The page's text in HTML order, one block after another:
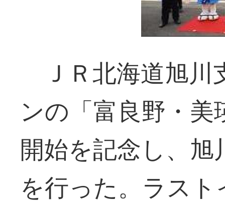
ＪＲ北海道旭川
ンの「富良野・
開始を記念し、
を行った。ラス